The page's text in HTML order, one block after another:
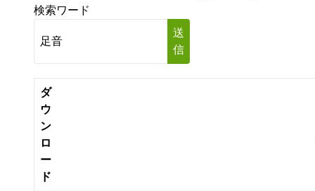
検索ワード
送
信
ダ
ウ
ン
ロ
ー
ド